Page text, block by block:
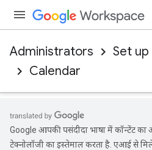
Administrators
Set
Calendar
Google आपकी पसंदीदा भाषा में कॉन्टेंट
टेक्नोलॉजी का इस्तेमाल करता है. एआई से